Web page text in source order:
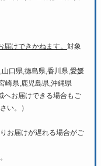
けできかねます。 対象
口県,徳島県,香川県,愛媛
崎県,鹿児島県,沖縄県
へお届けできる場合もご
い。）
お届けが遅れる場合がご